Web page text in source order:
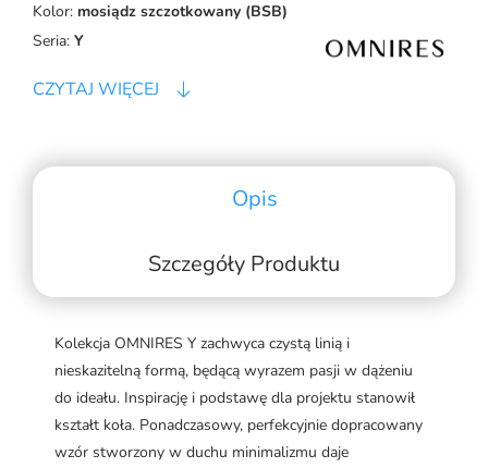
Kolor: mosiądz szczotkowany (BSB)
Seria: Y
CZYTAJ WIĘCEJ
Opis
Szczegóły Produktu
Kolekcja OMNIRES Y zachwyca czystą linią i
nieskazitelną formą, będącą wyrazem pasji w dążeniu
do ideału. Inspirację i podstawę dla projektu stanowił
kształt koła. Ponadczasowy, perfekcyjnie dopracowany
wzór stworzony w duchu minimalizmu daje